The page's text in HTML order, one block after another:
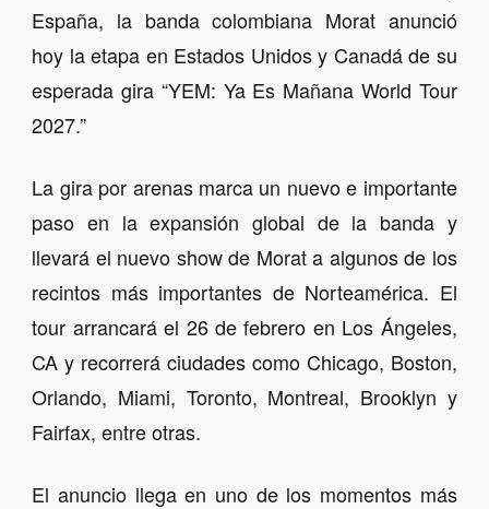
España, la banda colombiana Morat anunció
hoy la etapa en Estados Unidos y Canadá de su
esperada gira “YEM: Ya Es Mañana World Tour
2027.”
La gira por arenas marca un nuevo e importante
paso en la expansión global de la banda y
llevará el nuevo show de Morat a algunos de los
recintos más importantes de Norteamérica. El
tour arrancará el 26 de febrero en Los Ángeles,
CA y recorrerá ciudades como Chicago, Boston,
Orlando, Miami, Toronto, Montreal, Brooklyn y
Fairfax, entre otras.
El anuncio llega en uno de los momentos más